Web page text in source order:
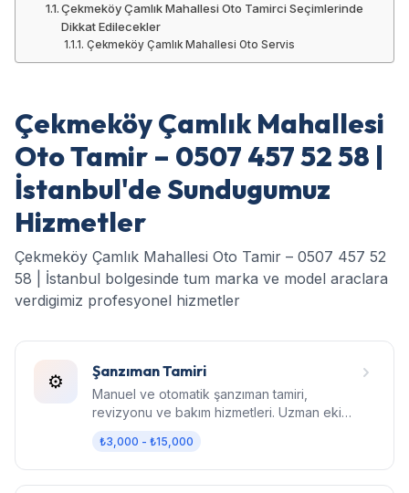
Çekmeköy Çamlık Mahallesi Oto Tamirci Seçimlerinde
Dikkat Edilecekler
Çekmeköy Çamlık Mahallesi Oto Servis
Çekmeköy Çamlık Mahallesi
Oto Tamir – 0507 457 52 58 |
İstanbul'de Sundugumuz
Hizmetler
Çekmeköy Çamlık Mahallesi Oto Tamir – 0507 457 52
58 | İstanbul bolgesinde tum marka ve model araclara
verdigimiz profesyonel hizmetler
⚙️ Şanzıman Tamiri
Manuel ve otomatik şanzıman tamiri,
revizyonu ve bakım hizmetleri. Uzman ekip,
₺3,000 - ₺15,000